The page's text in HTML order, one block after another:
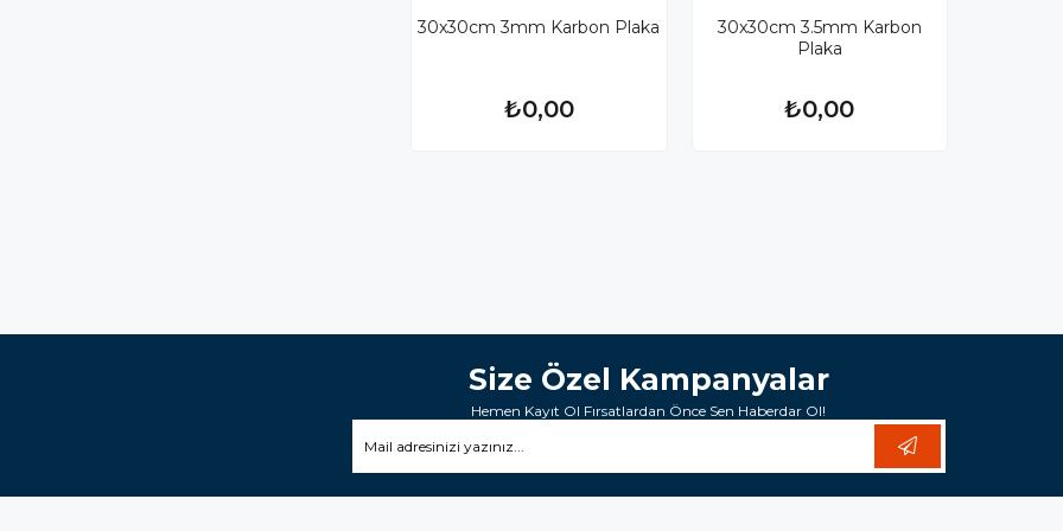
30x30cm 3mm Karbon Plaka
₺0,00
30x30cm 3.5mm Karbon
Plaka
₺0,00
Size Özel Kampanyalar
Hemen Kayıt Ol Fırsatlardan Önce Sen Haberdar Ol!